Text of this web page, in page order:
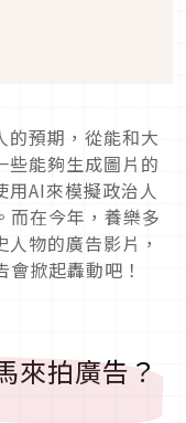
的預期，從能和大
能夠生成圖片的
AI來模擬政治人
而在今年，養樂多
物的廣告影片，
掀起轟動吧！
來拍廣告？